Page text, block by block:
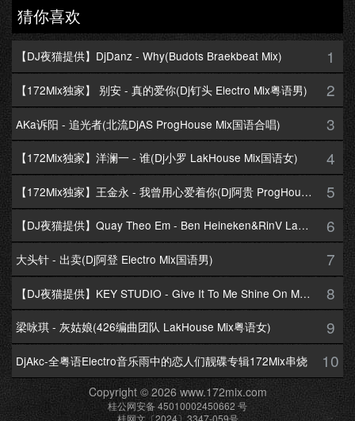
猜你喜欢
【DJ夜猫提供】DjDanz - Why(Budots Braekbeat Mix) 1
【172Mix独家】 别安 - 真的爱你(Dj钉头 Electro Mix粤语男) 2
AKa诉阳 - 追光者(北流DjAS ProgHouse Mix国语合唱) 3
【172Mix独家】洋澜一 - 谁(Dj小罗 LakHouse Mix国语女) 4
【172Mix独家】王金永 - 我曾用心爱着你(Dj阿贵 ProgHouse Mix国语男) 5
【DJ夜猫提供】Quay Theo Em - Ben Heineken&RinV LakHouse Mix 6
大头针 - 出卖(Dj阿登 Electro Mix国语男) 7
【DJ夜猫提供】KEY STUDIO - Give It To Me Shine On Me By Lambo Thea 8
梁咏琪 - 灰姑娘(426编曲团队 LakHouse Mix粤语女) 9
DjAkc-全粤语Electro音乐雨中的恋人们靓碟专辑172Mix串烧 10
Copyright © 2026 www.172mix.com
桂公网安备 45010002450662 号
桂网文〔2024〕3347-059号